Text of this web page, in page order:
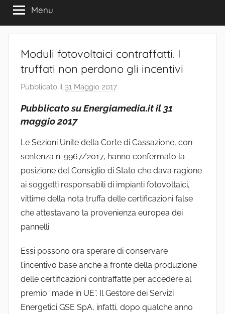
Menu
Moduli fotovoltaici contraffatti. I
truffati non perdono gli incentivi
Pubblicato il 31 Maggio 2017
S
u
Pubblicato su Energiamedia.it il 31
maggio 2017
Le Sezioni Unite della Corte di Cassazione, con
sentenza n. 9967/2017, hanno confermato la
posizione del Consiglio di Stato che dava ragione
ai soggetti responsabili di impianti fotovoltaici,
vittime della nota truffa delle certificazioni false
che attestavano la provenienza europea dei
pannelli.
Essi possono ora sperare di conservare
l’incentivo base anche a fronte della produzione
delle certificazioni contraffatte per accedere al
premio “made in UE”. Il Gestore dei Servizi
Energetici GSE SpA, infatti, dopo qualche anno